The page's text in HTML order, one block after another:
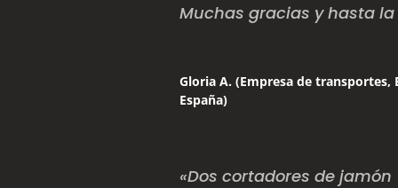
Muchas gracias y hasta
Gloria A. (Empresa de transportes,
España)
«Dos cortadores de jamón